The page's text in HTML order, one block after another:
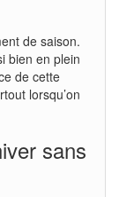
de saison.
bien en plein
de cette
lorsqu’on
sans